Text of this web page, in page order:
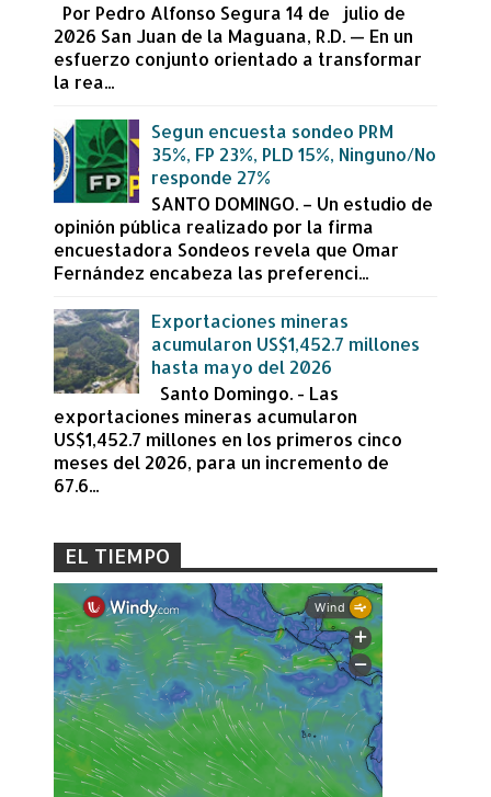
Por Pedro Alfonso Segura 14 de julio de
2026 San Juan de la Maguana, R.D. — En un
esfuerzo conjunto orientado a transformar
la rea...
Segun encuesta sondeo PRM
35%, FP 23%, PLD 15%, Ninguno/No
responde 27%
SANTO DOMINGO. – Un estudio de
opinión pública realizado por la firma
encuestadora Sondeos revela que Omar
Fernández encabeza las preferenci...
Exportaciones mineras
acumularon US$1,452.7 millones
hasta mayo del 2026
Santo Domingo. - Las
exportaciones mineras acumularon
US$1,452.7 millones en los primeros cinco
meses del 2026, para un incremento de
67.6...
EL TIEMPO